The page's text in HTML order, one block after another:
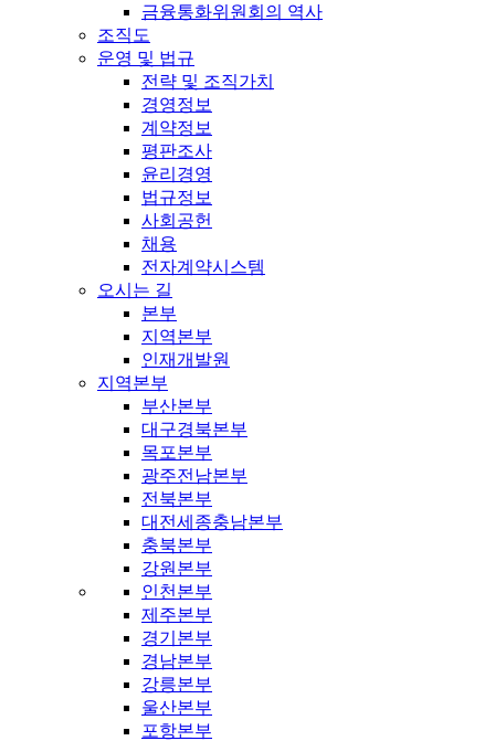
금융통화위원회의 역사
조직도
운영 및 법규
전략 및 조직가치
경영정보
계약정보
평판조사
윤리경영
법규정보
사회공헌
채용
전자계약시스템
오시는 길
본부
지역본부
인재개발원
지역본부
부산본부
대구경북본부
목포본부
광주전남본부
전북본부
대전세종충남본부
충북본부
강원본부
인천본부
제주본부
경기본부
경남본부
강릉본부
울산본부
포항본부